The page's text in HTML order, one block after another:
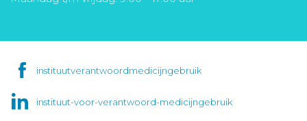
instituutverantwoordmedicijngebruik
instituut-voor-verantwoord-medicijngebruik